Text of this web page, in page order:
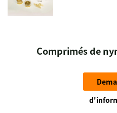
Comprimés de